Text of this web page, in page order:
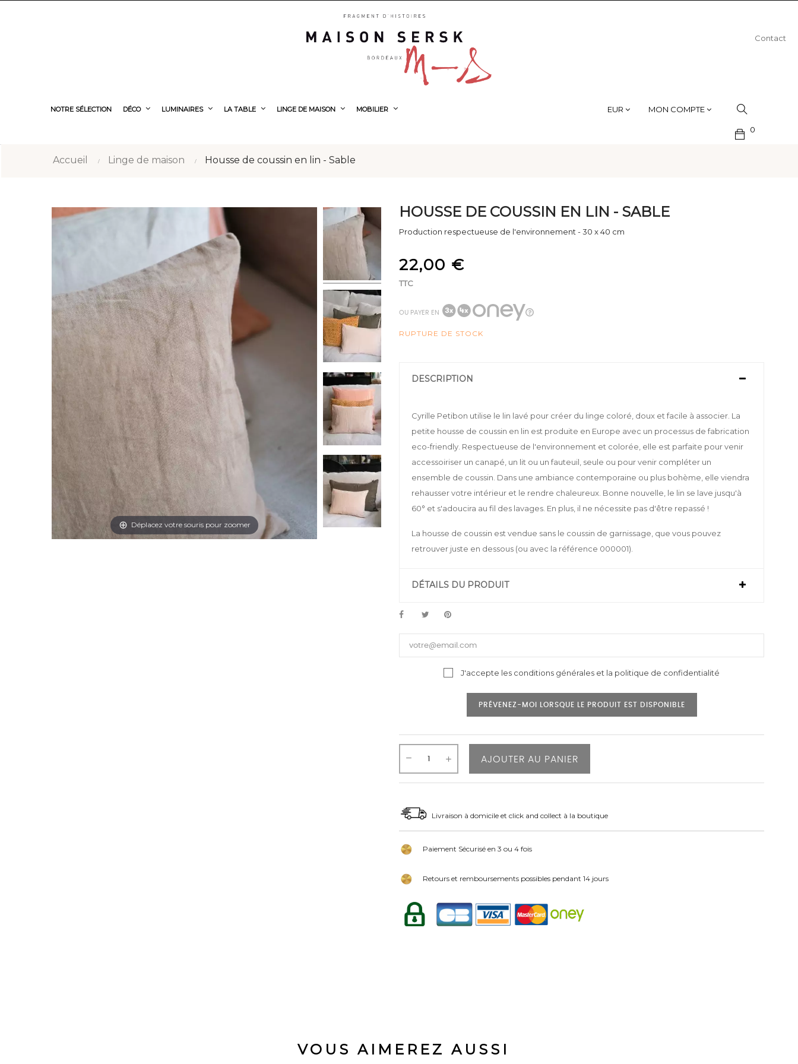
Contact
NOTRE SÉLECTION DÉCO LUMINAIRES LA TABLE LINGE DE MAISON MOBILIER EUR MON COMPTE
0
Accueil Linge de maison Housse de coussin en lin - Sable
Déplacez votre souris pour zoomer
HOUSSE DE COUSSIN EN LIN - SABLE
Production respectueuse de l'environnement - 30 x 40 cm
22,00 €
TTC
OU PAYER EN
RUPTURE DE STOCK
DESCRIPTION
Cyrille Petibon utilise le lin lavé pour créer du linge coloré, doux et facile à associer. La
petite housse de coussin en lin est produite en Europe avec un processus de fabrication
eco-friendly. Respectueuse de l'environnement et colorée, elle est parfaite pour venir
accessoiriser un canapé, un lit ou un fauteuil, seule ou pour venir compléter un
ensemble de coussin. Dans une ambiance contemporaine ou plus bohème, elle viendra
rehausser votre intérieur et le rendre chaleureux. Bonne nouvelle, le lin se lave jusqu'à
60° et s'adoucira au fil des lavages. En plus, il ne nécessite pas d'être repassé !
La housse de coussin est vendue sans le coussin de garnissage, que vous pouvez
retrouver juste en dessous (ou avec la référence 000001).
DÉTAILS DU PRODUIT
J'accepte les conditions générales et la politique de confidentialité
PRÉVENEZ-MOI LORSQUE LE PRODUIT EST DISPONIBLE
AJOUTER AU PANIER
Livraison à domicile et click and collect à la boutique
Paiement Sécurisé en 3 ou 4 fois
Retours et remboursements possibles pendant 14 jours
VOUS AIMEREZ AUSSI